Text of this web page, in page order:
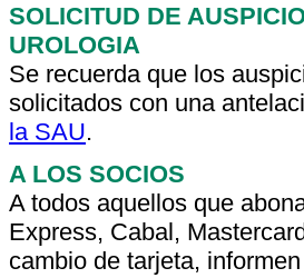
SOLICITUD DE
UROLOGIA
Se recuerda que los
solicitados con una
la SAU.
A LOS SOCIOS
A todos aquellos que
Express, Cabal,
cambio de tarjeta,